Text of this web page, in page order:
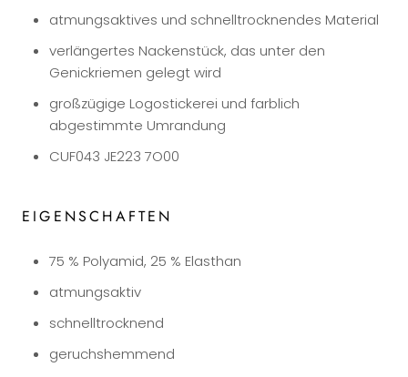
atmungsaktives und schnelltrocknendes Material
verlängertes Nackenstück, das unter den
Genickriemen gelegt wird
großzügige Logostickerei und farblich
abgestimmte Umrandung
CUF043 JE223 7O00
EIGENSCHAFTEN
75 % Polyamid, 25 % Elasthan
atmungsaktiv
schnelltrocknend
geruchshemmend